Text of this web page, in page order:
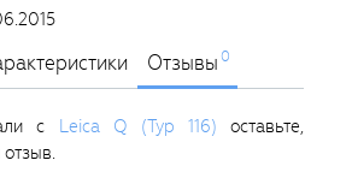
Отзывы0
с Leica Q (Typ 116) оставьте,